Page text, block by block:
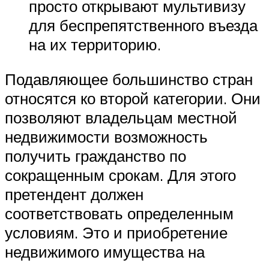
просто открывают мультивизу
для беспрепятственного въезда
на их территорию.
Подавляющее большинство стран
относятся ко второй категории. Они
позволяют владельцам местной
недвижимости возможность
получить гражданство по
сокращенным срокам. Для этого
претендент должен
соответствовать определенным
условиям. Это и приобретение
недвижимого имущества на